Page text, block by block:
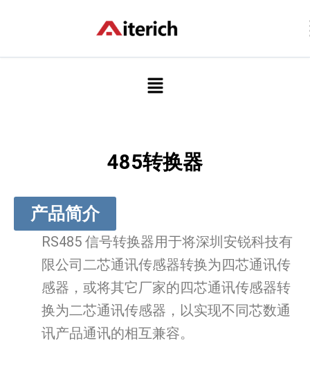
容
菜
单
485转换器
产品简介
RS485 信号转换器用于将深圳安锐科技有
限公司二芯通讯传感器转换为四芯通讯传
感器，或将其它厂家的四芯通讯传感器转
换为二芯通讯传感器，以实现不同芯数通
讯产品通讯的相互兼容。